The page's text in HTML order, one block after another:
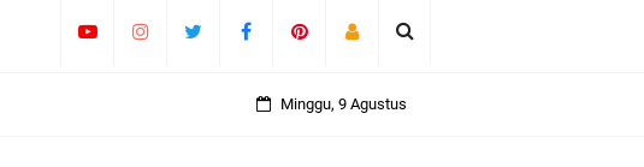
Minggu, 9 Agustus